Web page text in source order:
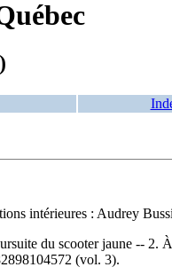
intérieures : Audrey
du scooter jaune -- 2.
(vol. 3).